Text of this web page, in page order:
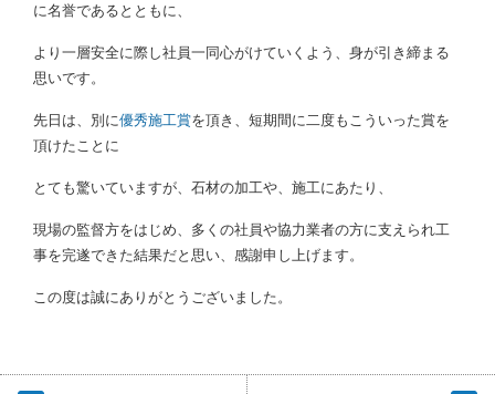
に名誉であるとともに、
より一層安全に際し社員一同心がけていくよう、身が引き締まる
思いです。
先日は、別に優秀施工賞を頂き、短期間に二度もこういった賞を
頂けたことに
とても驚いていますが、石材の加工や、施工にあたり、
現場の監督方をはじめ、多くの社員や協力業者の方に支えられ工
事を完遂できた結果だと思い、感謝申し上げます。
この度は誠にありがとうございました。